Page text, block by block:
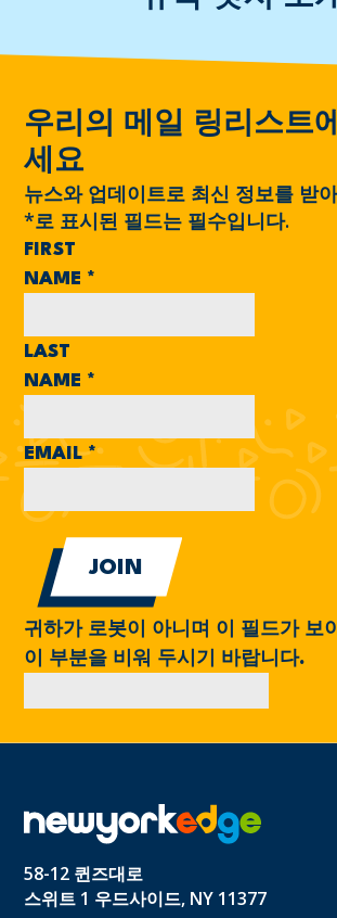
우리의 메일 링리스트
세요
뉴스와 업데이트로 최신 정보를 받
*로 표시된 필드는 필수입니다.
FIRST
NAME *
LAST
NAME *
EMAIL*
귀하가 로봇이 아니며 이 필드가 보
이 부분을 비워 두시기 바랍니다.
58-12 퀸즈대로
스위트 1 우드사이드, NY 11377